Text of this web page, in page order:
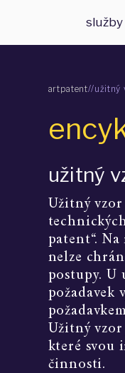
služby
artpatent//užitný
užitný
Užitný
patent“.
nelze
postupy. U
požadavek
Užitný
které svou
činnosti.